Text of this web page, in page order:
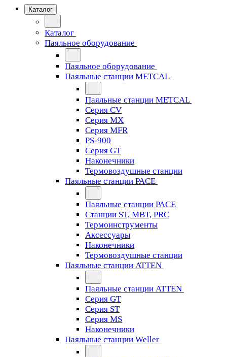
Каталог
Каталог
Паяльное оборудование
Паяльное оборудование
Паяльные станции METCAL
Паяльные станции METCAL
Серия CV
Серия MX
Серия MFR
PS-900
Серия GT
Наконечники
Термовоздушные станции
Паяльные станции PACE
Паяльные станции PACE
Станции ST, MBT, PRC
Термоинструменты
Аксессуары
Наконечники
Термовоздушные станции
Паяльные станции ATTEN
Паяльные станции ATTEN
Серия GT
Серия ST
Серия MS
Наконечники
Паяльные станции Weller